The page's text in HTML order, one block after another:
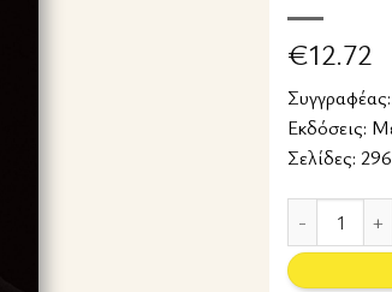
€12.72
Συγγραφέας:
Εκδόσεις:
Σελίδες: 296